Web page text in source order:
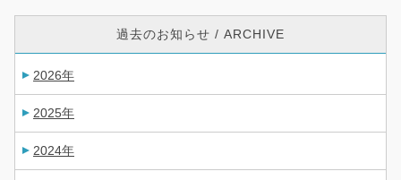
過去のお知らせ / ARCHIVE
2026年
2025年
2024年